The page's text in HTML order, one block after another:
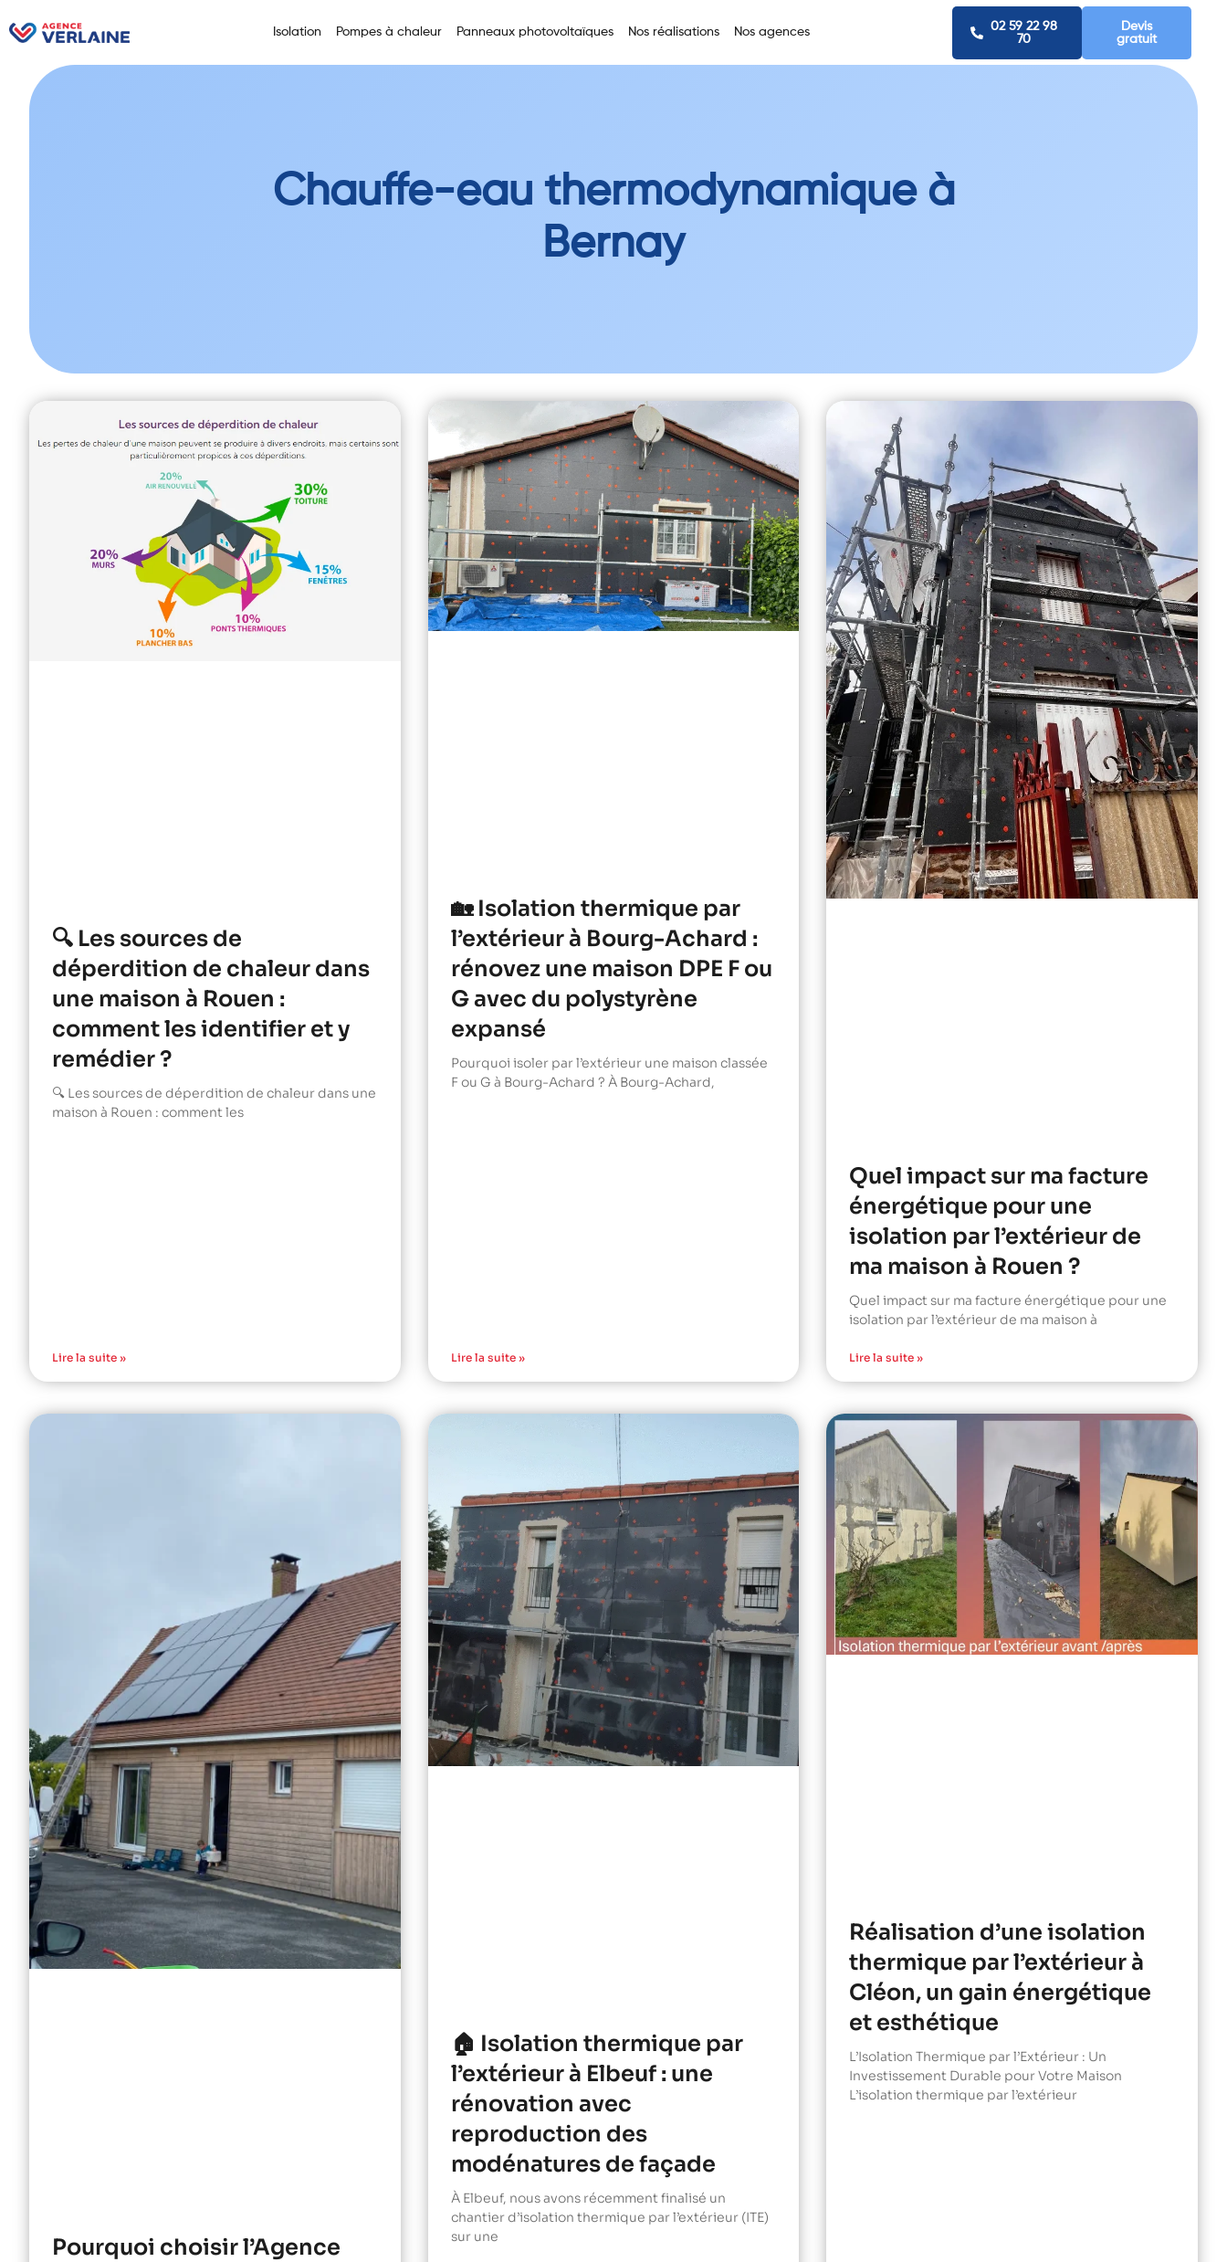
Isolation Pompes à chaleur Panneaux photovoltaïques Nos réalisations Nos agences
02 59 22 98
70
Devis
gratuit
Chauffe-eau thermodynamique à
Bernay
🔍 Les sources de
déperdition de chaleur dans
une maison à Rouen :
comment les identifier et y
remédier ?
🔍 Les sources de déperdition de chaleur dans une
maison à Rouen : comment les
Lire la suite »
🏡 Isolation thermique par
l’extérieur à Bourg-Achard :
rénovez une maison DPE F ou
G avec du polystyrène
expansé
Pourquoi isoler par l’extérieur une maison classée
F ou G à Bourg-Achard ? À Bourg-Achard,
Lire la suite »
Quel impact sur ma facture
énergétique pour une
isolation par l’extérieur de
ma maison à Rouen ?
Quel impact sur ma facture énergétique pour une
isolation par l’extérieur de ma maison à
Lire la suite »
Pourquoi choisir l’Agence
🏠 Isolation thermique par
l’extérieur à Elbeuf : une
rénovation avec
reproduction des
modénatures de façade
À Elbeuf, nous avons récemment finalisé un
chantier d’isolation thermique par l’extérieur (ITE)
sur une
Réalisation d’une isolation
thermique par l’extérieur à
Cléon, un gain énergétique
et esthétique
L’Isolation Thermique par l’Extérieur : Un
Investissement Durable pour Votre Maison
L’isolation thermique par l’extérieur